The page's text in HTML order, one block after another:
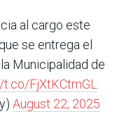
al cargo este
se entrega el
Municipalidad de
FjXtKCtmGL
August 22, 2025